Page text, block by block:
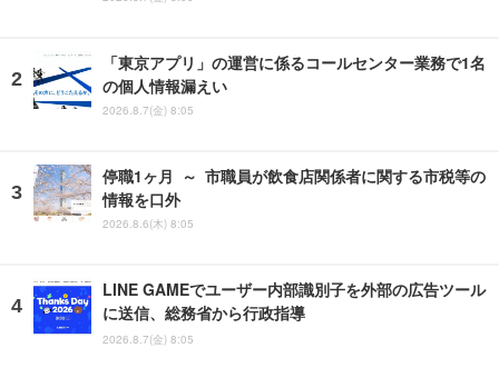
「東京アプリ」の運営に係るコールセンター業務で1名
の個人情報漏えい
2026.8.7(金) 8:05
停職1ヶ月 ～ 市職員が飲食店関係者に関する市税等の
情報を口外
2026.8.6(木) 8:05
LINE GAMEでユーザー内部識別子を外部の広告ツール
に送信、総務省から行政指導
2026.8.7(金) 8:05